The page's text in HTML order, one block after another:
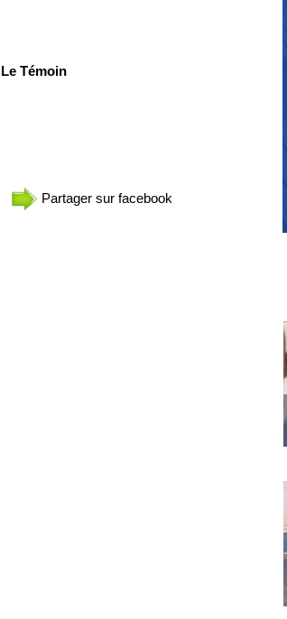
Le Témoin
Partager sur facebook